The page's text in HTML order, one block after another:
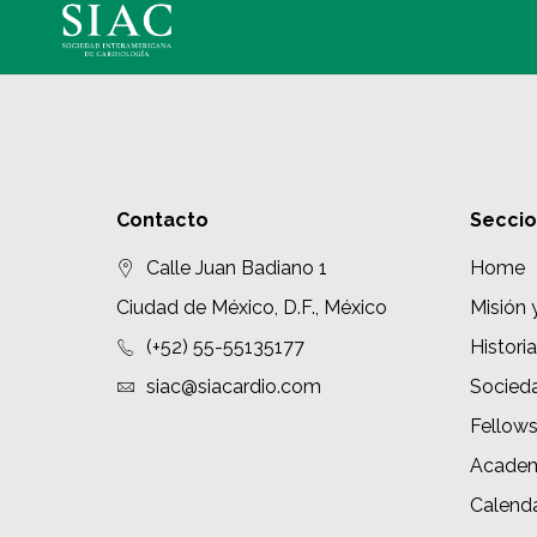
Contacto
Calle Juan Badiano 1
Ciudad de México, D.F., México
(+52) 55-55135177
siac@siacardio.com
Home
Misión
Historia
Fellows